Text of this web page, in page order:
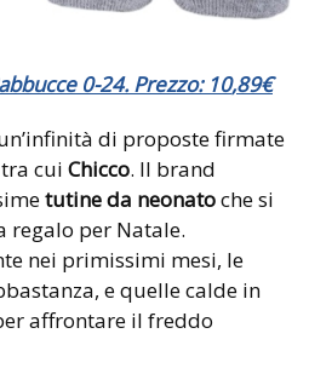
0-24. Prezzo: 10,89€
di proposte firmate
cui Chicco. Il brand
tutine da neonatoche si
regalo per Natale.
nei primissimi mesi, le
e quelle calde in
affrontare il freddo